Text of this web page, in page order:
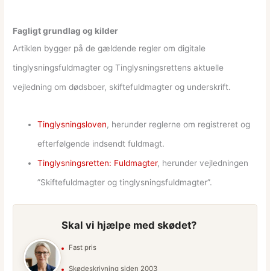
Fagligt grundlag og kilder
Artiklen bygger på de gældende regler om digitale
tinglysningsfuldmagter og Tinglysningsrettens aktuelle
vejledning om dødsboer, skiftefuldmagter og underskrift.
Tinglysningsloven, herunder reglerne om registreret og
efterfølgende indsendt fuldmagt.
Tinglysningsretten: Fuldmagter, herunder vejledningen
”Skiftefuldmagter og tinglysningsfuldmagter”.
Skal vi hjælpe med skødet?
Fast pris
Skødeskrivning siden 2003